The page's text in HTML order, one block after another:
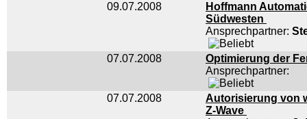
09.07.2008
Hoffmann
Südwesten
Ansprechpartner:
07.07.2008
Optimierung der
Ansprechpartner:
07.07.2008
Autorisierung von
Z-Wave